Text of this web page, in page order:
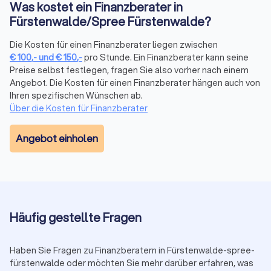
Auf Trustlocal können Sie Ihre Bedürfnisse beschreiben und
erklären, damit qualifizierte und kompetente Finanzberater in
Fürstenwalde/Spree Fürstenwalde Ihnen maßgeschneiderte
Angebote anbieten können.
Finanzberatung in Fürstenwalde/Spree
Fürstenwalde: Versicherungen,
Altersvorsorge, Vermögensplanung und mehr
Die komplexe Welt der Finanzen wird mit dem richtigen
Finanzberater an Ihrer Seite zu einem Segen für Ihr
Fürstenwalde berücksichtigen sollten. Mit transparenten
Informationen zum Leistungsportfolio, persönlicher
Kundenzufriedenheit bei Trustlocal erleichtern Sie sich die
Suche bei der Auswahl.
Was kostet ein Finanzberater in
Fürstenwalde/Spree Fürstenwalde?
Die Kosten für einen Finanzberater liegen zwischen
€100,-und€150,-pro Stunde. Ein Finanzberater kann seine
Preise selbst festlegen, fragen Sie also vorher nach einem
Angebot. Die Kosten für einen Finanzberater hängen auch von
Ihren spezifischen Wünschen ab.
Über die Kosten für Finanzberater
Angebot einholen
Häufig gestellte Fragen
Haben Sie Fragen zu Finanzberatern in Fürstenwalde-spree-
fürstenwalde oder möchten Sie mehr darüber erfahren, was